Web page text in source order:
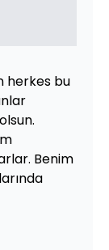
herkes bu
Benim